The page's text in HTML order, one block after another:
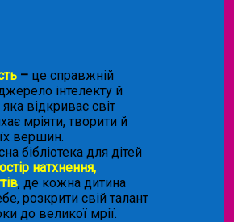
– це справжній
інтелекту й
відкриває світ
мріяти, творити й
вершин.
бібліотека для дітей
натхнення,
, де кожна дитина
розкрити свій талант
до великої мрії.